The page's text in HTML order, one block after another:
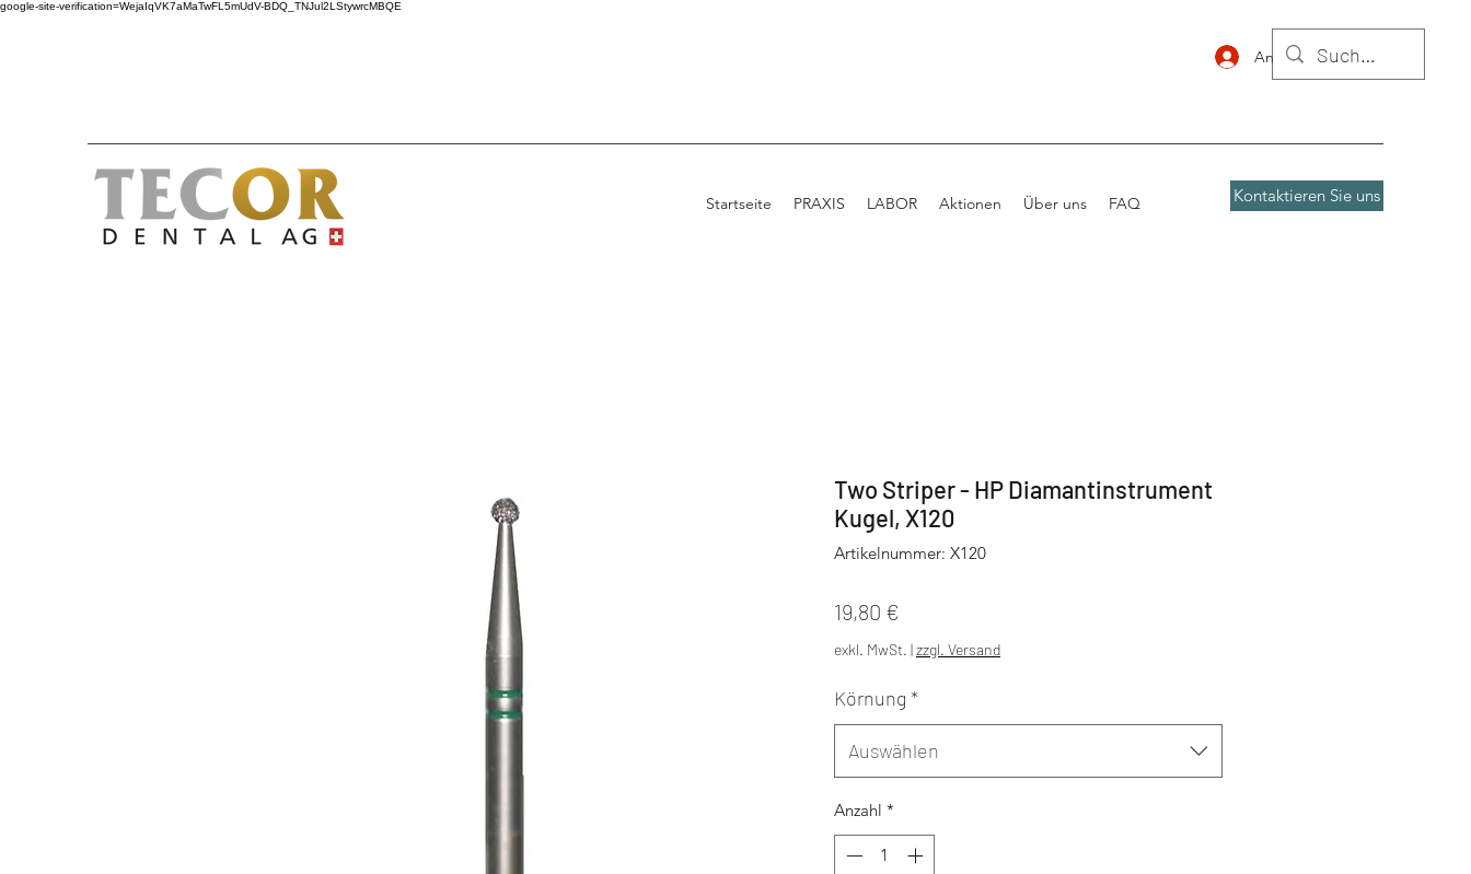
google-site-verification=WejaIqVK7aMaTwFL5mUdV-BDQ_TNJul2LStywrcMBQE
Anmelden
Startseite PRAXIS LABOR Aktionen Über uns FAQ Kontaktieren Sie uns
Two Striper - HP Diamantinstrument
Kugel, X120
Artikelnummer: X120
19,80 €
exkl. MwSt. |zzgl. Versand
Körnung *
Auswählen
Anzahl *